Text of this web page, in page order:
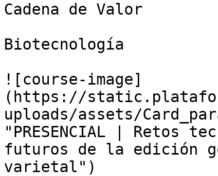
Cadena de Valor
Biotecnología
![course-image]
(https://
uploads/assets/
"PRESENCIAL | Retos
futuros de la edición
varietal")